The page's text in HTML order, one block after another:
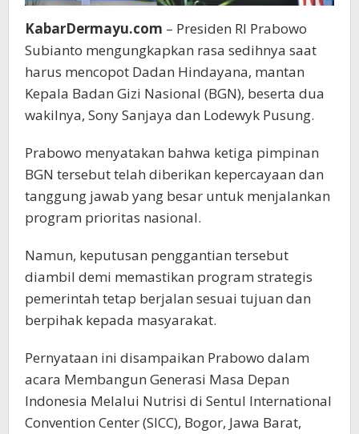
KabarDermayu.com – Presiden RI Prabowo
Subianto mengungkapkan rasa sedihnya saat
harus mencopot Dadan Hindayana, mantan
Kepala Badan Gizi Nasional (BGN), beserta dua
wakilnya, Sony Sanjaya dan Lodewyk Pusung.
Prabowo menyatakan bahwa ketiga pimpinan
BGN tersebut telah diberikan kepercayaan dan
tanggung jawab yang besar untuk menjalankan
program prioritas nasional.
Namun, keputusan penggantian tersebut
diambil demi memastikan program strategis
pemerintah tetap berjalan sesuai tujuan dan
berpihak kepada masyarakat.
Pernyataan ini disampaikan Prabowo dalam
acara Membangun Generasi Masa Depan
Indonesia Melalui Nutrisi di Sentul International
Convention Center (SICC), Bogor, Jawa Barat,